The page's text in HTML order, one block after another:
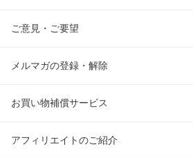
ご意見・ご要望
メルマガの登録・解除
お買い物補償サービス
アフィリエイトのご紹介